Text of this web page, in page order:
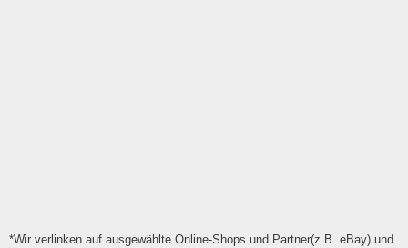
*Wir verlinken auf ausgewählte Online-Shops und Partner(z.B. eBay) und